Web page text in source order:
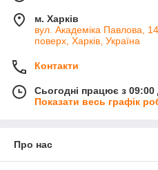
м. Харків
вул. Академіка Павлова,
поверх, Харків, Україна
Контакти
Сьогодні працює з 09:00
Показати весь графік
Про нас